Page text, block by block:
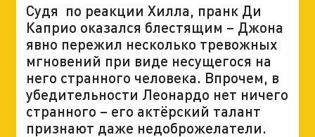
Судя по реакции Хилла, пранк Ди
Каприо оказался блестящим – Джона
явно пережил несколько тревожных
мгновений при виде несущегося на
него странного человека. Впрочем, в
убедительности Леонардо нет ничего
странного – его актёрский талант
признают даже недоброжелатели.